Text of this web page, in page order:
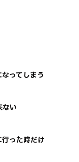
ってしまう
ない
った時だけ